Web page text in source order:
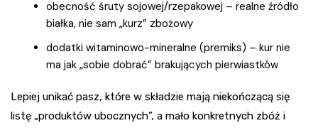
obecność śruty sojowej/rzepakowej – realne źródło
białka, nie sam „kurz” zbożowy
dodatki witaminowo-mineralne (premiks) – kur nie
ma jak „sobie dobrać” brakujących pierwiastków
Lepiej unikać pasz, które w składzie mają niekończącą się
listę „produktów ubocznych”, a mało konkretnych zbóż i